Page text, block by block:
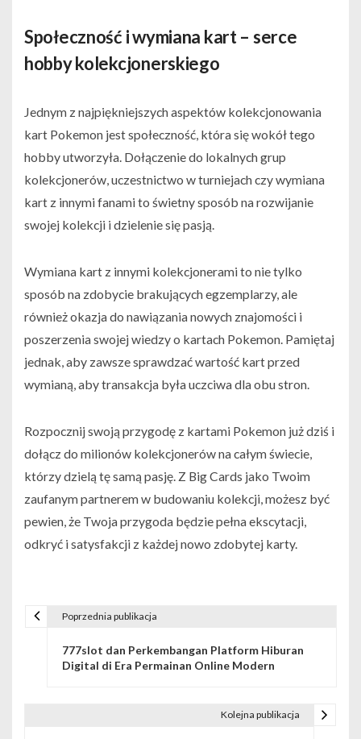
Społeczność i wymiana kart – serce
hobby kolekcjonerskiego
Jednym z najpiękniejszych aspektów kolekcjonowania
kart Pokemon jest społeczność, która się wokół tego
hobby utworzyła. Dołączenie do lokalnych grup
kolekcjonerów, uczestnictwo w turniejach czy wymiana
kart z innymi fanami to świetny sposób na rozwijanie
swojej kolekcji i dzielenie się pasją.
Wymiana kart z innymi kolekcjonerami to nie tylko
sposób na zdobycie brakujących egzemplarzy, ale
również okazja do nawiązania nowych znajomości i
poszerzenia swojej wiedzy o kartach Pokemon. Pamiętaj
jednak, aby zawsze sprawdzać wartość kart przed
wymianą, aby transakcja była uczciwa dla obu stron.
Rozpocznij swoją przygodę z kartami Pokemon już dziś i
dołącz do milionów kolekcjonerów na całym świecie,
którzy dzielą tę samą pasję. Z Big Cards jako Twoim
zaufanym partnerem w budowaniu kolekcji, możesz być
pewien, że Twoja przygoda będzie pełna ekscytacji,
odkryć i satysfakcji z każdej nowo zdobytej karty.
Poprzednia publikacja
777slot dan Perkembangan Platform Hiburan
Digital di Era Permainan Online Modern
Kolejna publikacja